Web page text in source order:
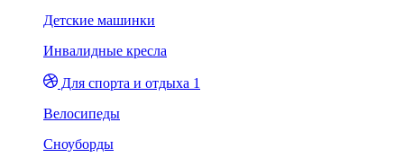
Детские машинки
Инвалидные кресла
Для спорта и отдыха 1
Велосипеды
Сноуборды